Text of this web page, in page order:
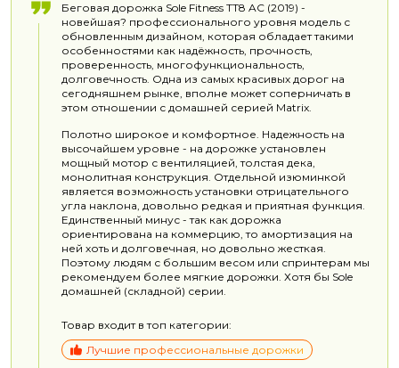
Беговая дорожка Sole Fitness TT8 AC (2019) -
новейшая? профессионального уровня модель с
обновленным дизайном, которая обладает такими
особенностями как надёжность, прочность,
проверенность, многофункциональность,
долговечность. Одна из самых красивых дорог на
сегодняшнем рынке, вполне может соперничать в
этом отношении с домашней серией Matrix.
Полотно широкое и комфортное. Надежность на
высочайшем уровне - на дорожке установлен
мощный мотор с вентиляцией, толстая дека,
монолитная конструкция. Отдельной изюминкой
является возможность установки отрицательного
угла наклона, довольно редкая и приятная функция.
Единственный минус - так как дорожка
ориентирована на коммерцию, то амортизация на
ней хоть и долговечная, но довольно жесткая.
Поэтому людям с большим весом или спринтерам мы
рекомендуем более мягкие дорожки. Хотя бы Sole
домашней (складной) серии.
Товар входит в топ категории:
Лучшие профессиональные дорожки